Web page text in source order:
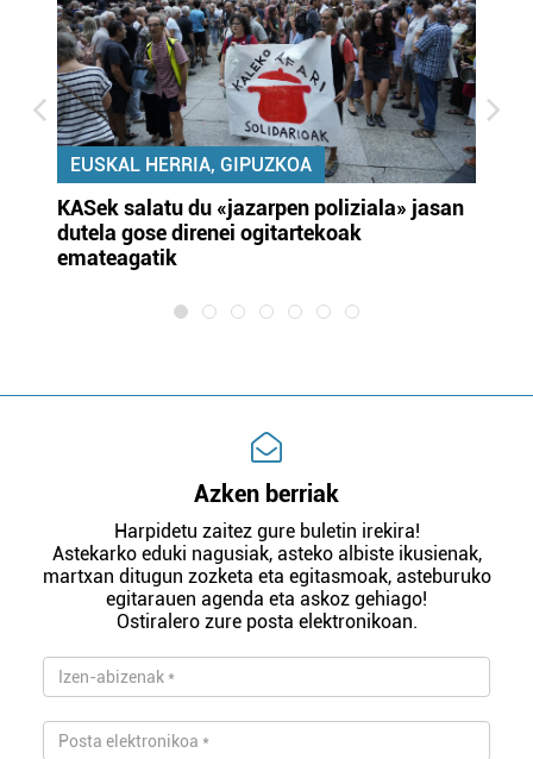
EUSKAL HERRIA, GIPUZKOA
KASek salatu du «jazarpen poliziala» jasan
dutela gose direnei ogitartekoak
emateagatik
Azken berriak
Harpidetu zaitez gure buletin irekira!
Astekarko eduki nagusiak, asteko albiste ikusienak,
martxan ditugun zozketa eta egitasmoak, asteburuko
egitarauen agenda eta askoz gehiago!
Ostiralero zure posta elektronikoan.